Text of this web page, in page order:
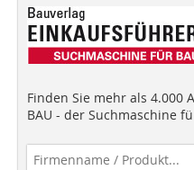
Finden Sie mehr als 4.000
BAU - der Suchmaschine